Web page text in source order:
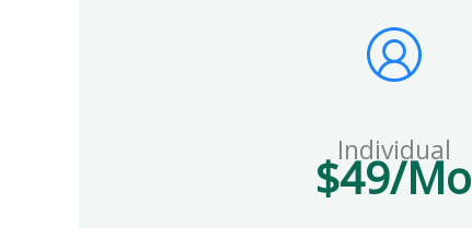
Individual
$49/Mo